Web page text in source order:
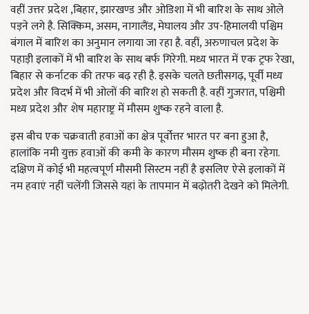
वहीं उत्तर प्रदेश ,बिहार, झारखण्ड और ओडिशा में भी बारिश के साथ ओले
पड़ने लगे है. सिक्किम, असम, नागालैंड, मेघालय और उप-हिमालयी पश्चिम
बंगाल में बारिश का अनुमान लगाया जा रहा है. वहीं, अरुणाचल प्रदेश के
पहाड़ी इलाकों में भी बारिश के साथ बर्फ गिरेगी. मध्य भारत में एक ट्रफ रेखा,
बिहार से कर्नाटक की तरफ बढ़ रही है. इसके चलते छतीसगढ़, पूर्वी मध्य
प्रदेश और विदर्भ में भी ओलों की बारिश हो सकती है. वहीं गुजरात, पश्चिमी
मध्य प्रदेश और शेष महाराष्ट्र में मौसम शुष्क रहने वाला है.
इस बीच एक चक्रवाती हवाओं का क्षेत्र पूर्वोत्तर भारत पर बना हुआ है,
हालांकि नमी युक्त हवाओं की कमी के कारण मौसम शुष्क ही बना रहेगा.
दक्षिण में कोई भी महत्वपूर्ण मौसमी सिस्टम नहीं है इसलिए ऐसे इलाकों में
नम हवाएं नहीं चलेंगी जिससे यहां के तापमान में बढ़ोतरी देखने को मिलेगी.